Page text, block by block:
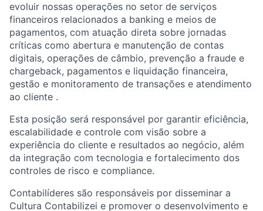
evoluir nossas operações no setor de serviços
financeiros relacionados a banking e meios de
pagamentos, com atuação direta sobre jornadas
críticas como abertura e manutenção de contas
digitais, operações de câmbio, prevenção a fraude e
chargeback, pagamentos e liquidação financeira,
gestão e monitoramento de transações e atendimento
ao cliente .
Esta posição será responsável por garantir eficiência,
escalabilidade e controle com visão sobre a
experiência do cliente e resultados ao negócio, além
da integração com tecnologia e fortalecimento dos
controles de risco e compliance.
Contabilíderes são responsáveis por disseminar a
Cultura Contabilizei e promover o desenvolvimento e